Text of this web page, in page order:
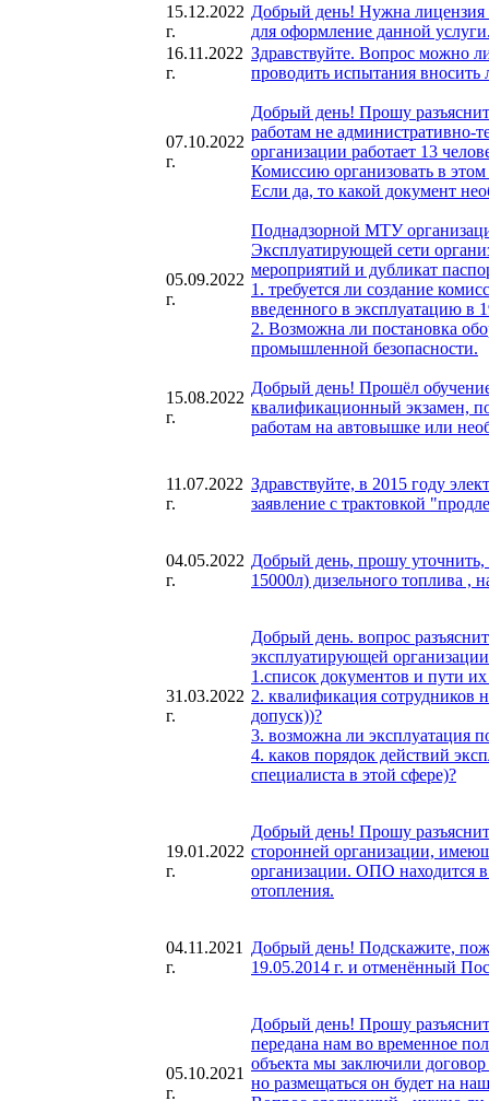
15.12.2022
г.
Добрый день! Нужна лицензия
для оформление данной
16.11.2022
г.
Здравствуйте. Вопрос можно
проводить испытания
07.10.2022
г.
Добрый день! Прошу
работам не административно-
организации работает 13
Комиссию организовать в
Если да, то какой документ
05.09.2022
г.
Поднадзорной МТУ
Эксплуатирующей сети
мероприятий и дубликат
1. требуется ли создание
введенного в эксплуатацию в
2. Возможна ли постановка
промышленной безопасности.
15.08.2022
г.
Добрый день! Прошёл
квалификационный экзамен,
работам на автовышке или
11.07.2022
г.
Здравствуйте, в 2015 году
заявление с трактовкой
04.05.2022
г.
Добрый день, прошу уточнить,
15000л) дизельного топлива ,
31.03.2022
г.
Добрый день. вопрос
эксплуатирующей
1.список документов и пути
2. квалификация сотрудников
допуск))?
3. возможна ли эксплуатация
4. каков порядок действий
специалиста в этой сфере)?
19.01.2022
г.
Добрый день! Прошу
сторонней организации,
организации. ОПО находится в
отопления.
04.11.2021
г.
Добрый день! Подскажите,
19.05.2014 г. и отменённый
05.10.2021
г.
Добрый день! Прошу
передана нам во временное
объекта мы заключили договор
но размещаться он будет на